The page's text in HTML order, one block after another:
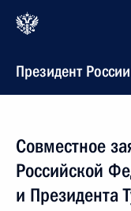
Президент России
Совместное
Российской
и Президента